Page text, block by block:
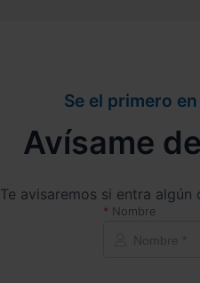
Se el primero
Avísame
Te avisaremos si entra algún
Nombre